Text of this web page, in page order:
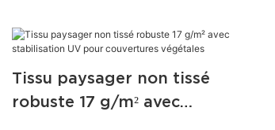
Tissu paysager non tissé
robuste 17 g/m² avec